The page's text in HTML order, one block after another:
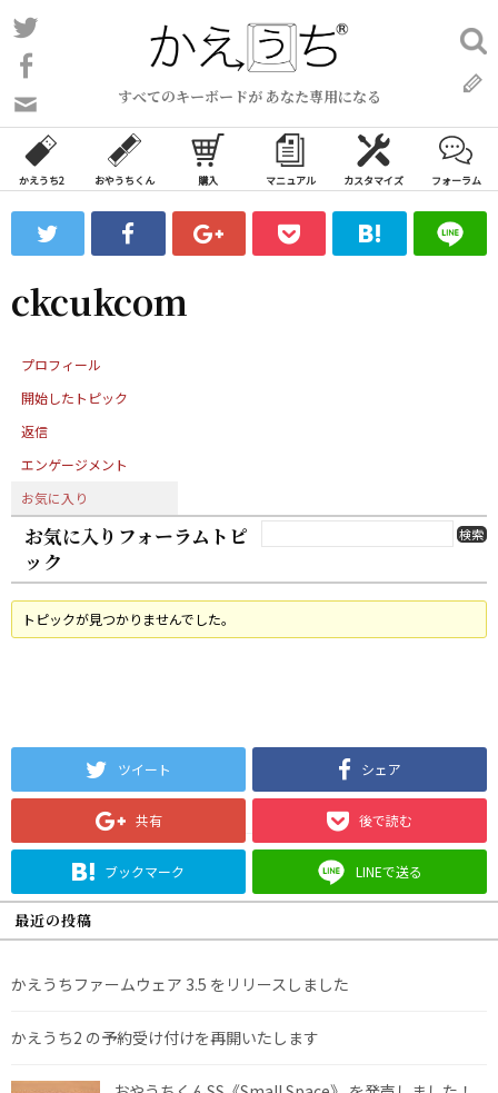
コ
ン
ン
ツ
ス
ッ
すべてのキーボードが あなた専用になる
い
合
わ
フ
ォ
ム
検
索:
かえうち2 おやうちくん 購入 マニュアル カスタマイズ フォーラム
ckcukcom
プロフィール
開始したトピック
返信
エンゲージメント
お気に入り
お気に入りフォーラムトピ
ック
トピックが見つかりませんでした。
ツイート シェア
共有 後で読む
ブックマーク LINEで送る
最近の投稿
かえうちファームウェア 3.5 をリリースしました
かえうち2 の予約受け付けを再開いたします